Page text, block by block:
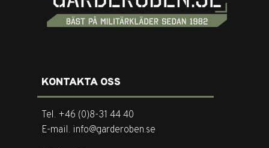
KONTAKTA OSS
Tel. +46 (0)8-31 44 40
E-mail. info@garderoben.se